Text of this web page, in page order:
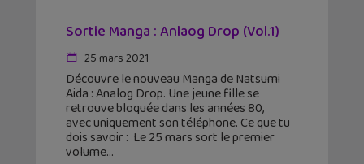
Sortie Manga : Anlaog Drop (Vol.1)
25 mars 2021
Découvre le nouveau Manga de Natsumi
Aida : Analog Drop. Une jeune fille se
retrouve bloquée dans les années 80,
avec uniquement son téléphone. Ce que tu
dois savoir : Le 25 mars sort le premier
volume